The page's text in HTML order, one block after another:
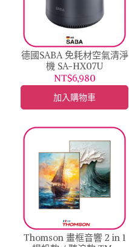
德國SABA 免耗材空氣清淨
機 SA-HX07U
NT$6,980
加入購物車
Thomson 畫框音響 2 in 1